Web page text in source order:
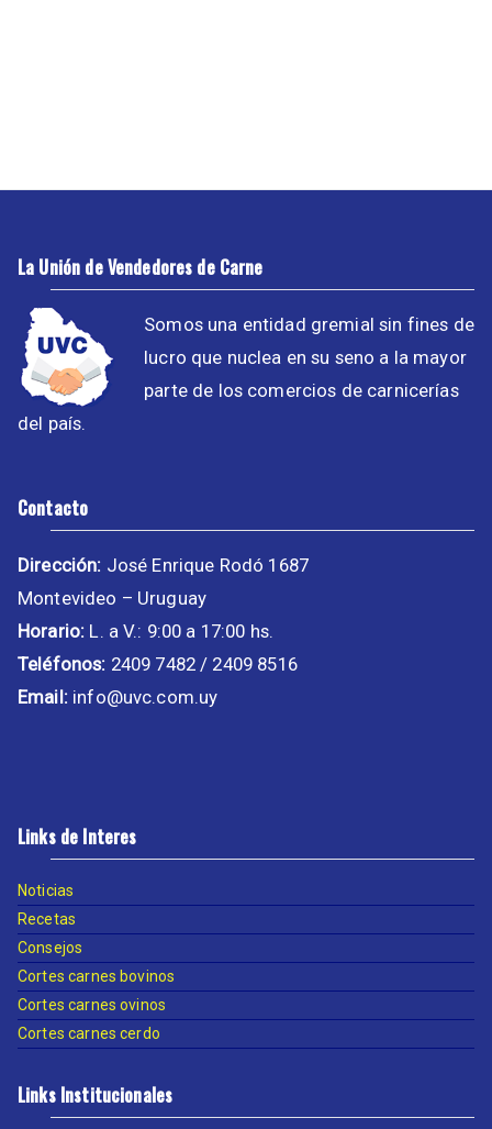
La Unión de Vendedores de Carne
Somos una entidad gremial sin fines de
lucro que nuclea en su seno a la mayor
parte de los comercios de carnicerías
del país.
Contacto
Dirección: José Enrique Rodó 1687
Montevideo – Uruguay
Horario: L. a V.: 9:00 a 17:00 hs.
Teléfonos: 2409 7482 / 2409 8516
Email:info@uvc.com.uy
Links de Interes
Noticias
Recetas
Consejos
Cortes carnes bovinos
Cortes carnes ovinos
Cortes carnes cerdo
Links Institucionales